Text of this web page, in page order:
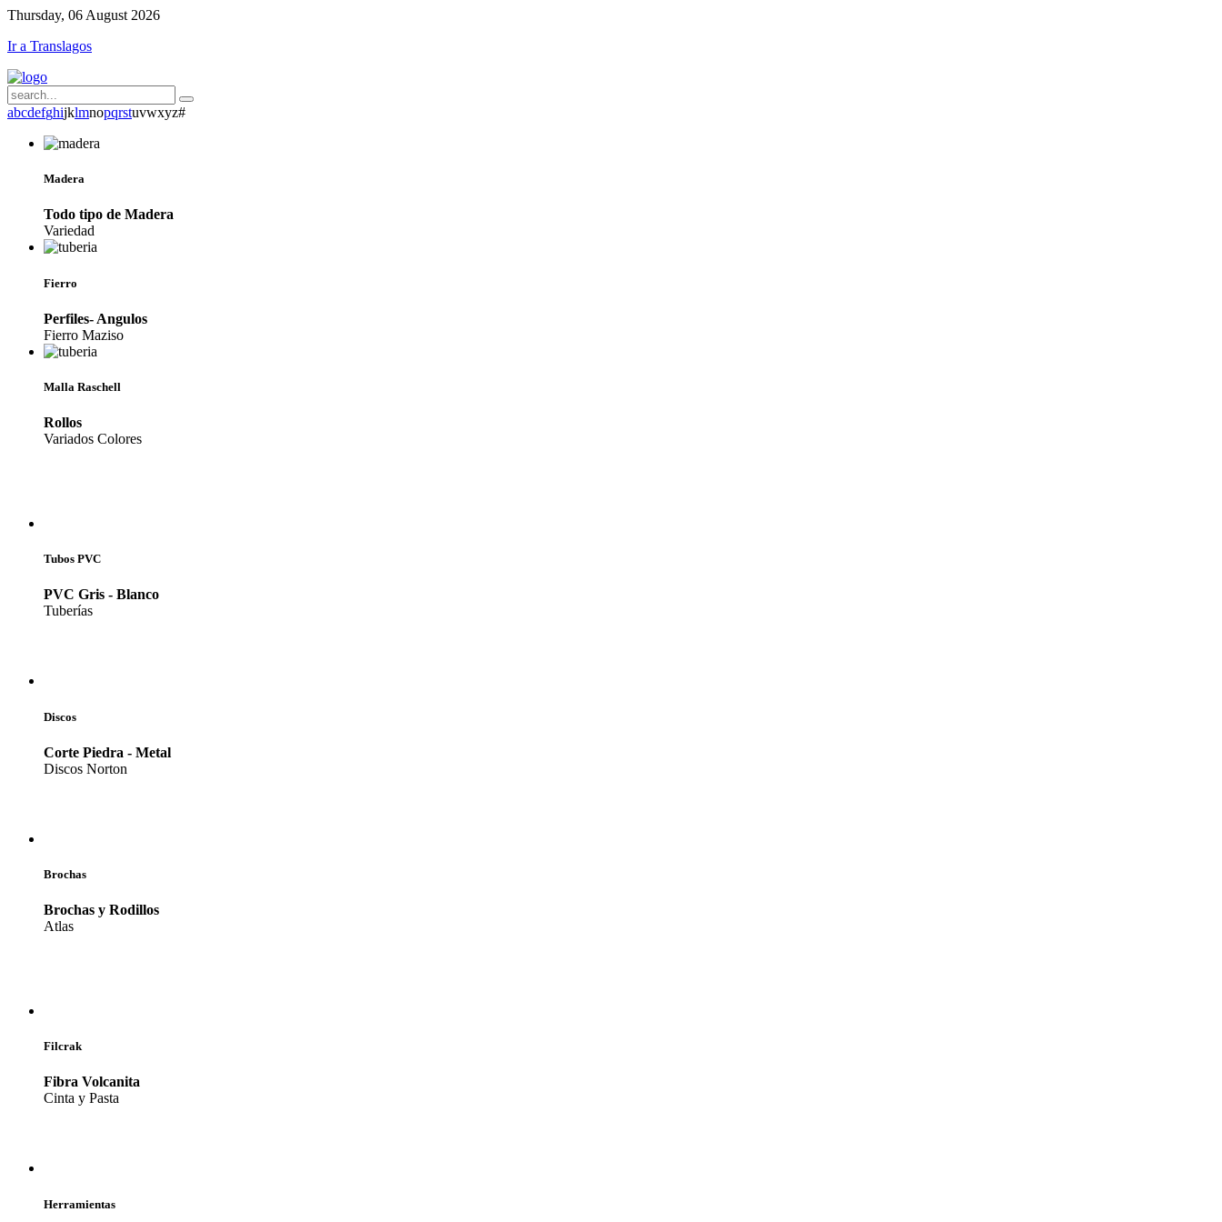
Thursday, 06 August 2026
Ir a Translagos
abcdefghijklmnopqrstuvwxyz#
Madera
Todo tipo de Madera
Variedad
Fierro
Perfiles- Angulos
Fierro Maziso
Malla Raschell
Rollos
Variados Colores
Tubos PVC
PVC Gris - Blanco
Tuberías
Discos
Corte Piedra - Metal
Discos Norton
Brochas
Brochas y Rodillos
Atlas
Filcrak
Fibra Volcanita
Cinta y Pasta
Herramientas